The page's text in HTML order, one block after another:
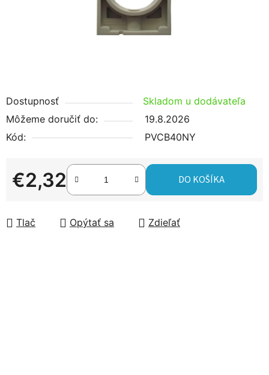
Dostupnosť
Skladom u dodávateľa
Môžeme doručiť do:
19.8.2026
Kód:
PVCB40NY
€2,32
Jednotková cena:
DO KOŠÍKA
Tlač Opýtať sa Zdieľať